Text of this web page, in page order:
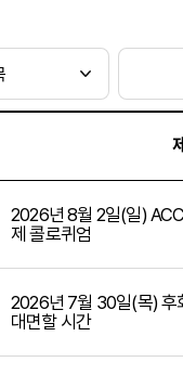
2026년 8월 2일(일) ACC
제 콜로퀴엄
2026년 7월 30일(목) 후
대면할 시간